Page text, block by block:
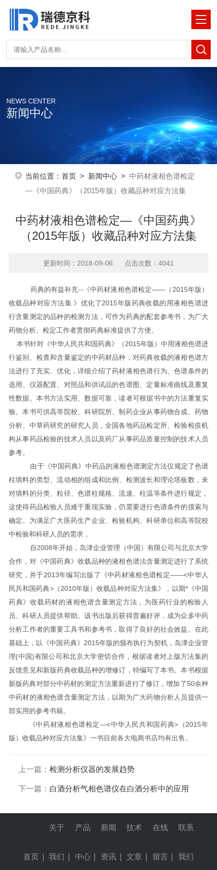
NEWS CENTER
新闻中心
当前位置： 首页> 新闻中心> 中药材液相色谱检定
—《中国药典》（2015年版）收藏品种对应方法集
中药材液相色谱检定—《中国药典》
（2015年版）收藏品种对应方法集
更新时间：2018-09-06 点击次数：4041
药典的有益补充--《中药材液相色谱检定——（2015年版）
收载品种对应方法集 》优化了2015年版药典收载的用液相色谱进
行含量测定的品种的检测方法，可作为药典的配套参考书，为广大
药物分析、检定工作者贯彻药典标准提供了方便。
本书针对《中华人民共和国药典》（2015年版）中用液相色谱进
行鉴别、检查和含量鉴定的中药材品种，对药典收载的液相色谱方
法进行了充实、优化，详细介绍了药材液相色谱行为、色谱条件的
选用、仪器配置、对照品和供试品的色谱图、定量标准曲线及重复
性数据。本书方法实用、数据可靠，读者可根据书中的方法重复实
验。本书可供高等院校、科研院所、制药企业从事药物合成、药物
分析、中草药研究的研究人员，全国各地药品检定所、检验检疫机
构从事药品检验的技术人员以及药厂从事药品质量控制的技术人员
参考。
由于《中国药典》中药品的液相色谱测定方法仅规定了色谱
柱填料的类型、流动相的组成和比例、检测波长和理论塔板数，未
对填料的分类、粒径、色谱柱规格、流速、柱温等条件进行规定，
这使得药品检验人员难于重现实验，仍需要进行色谱条件的摸索与
确定。为满足广大医药生产企业、检验机构、科研单位和高等院校
中检验和科研人员的需求，
自2008年开始，岛津企业管理（中国）有限公司与北京大学
合作，对《中国药典》收载品种的液相色谱法含量测定进行了系统
研究，并于2013年编写出版了《中药材液相色谱检定——<中华人
民共和国药典>（2010年版）收载品种对应方法集》，以期*《中国
药典》收载药材的液相色谱含量测定方法，为医药行业的检验人
员、科研人员提供帮助。该书出版后获得普遍好评，成为众多中药
分析工作者的重要工具书和参考书，取得了良好的社会效益。在此
基础上，以《中国药典》2015年版的颁布执行为契机，岛津企业管
理(中国)有限公司和北京大学密切合作，根据读者对上版方法集的
反馈意见和新版药典收载品种的增修订，特编写了本书。本书根据
新版药典对部分中药材的测定方法重新进行了修订，增加了50余种
中药材的液相色谱含量测定方法，以期为广大药物分析人员提供一
部实用的参考书籍。
《中药材液相色谱检定—<中华人民共和国药典>（2015年
版）收载品种对应方法集》一书目前各大电商书店均有出售。
上一篇： 检测分析仪器的发展趋势
下一篇： 白酒分析气相色谱仪在白酒分析中的应用
首页
关于
我们
产品
中心
新闻
资讯
技术
文章
在线
留言
联系
我们